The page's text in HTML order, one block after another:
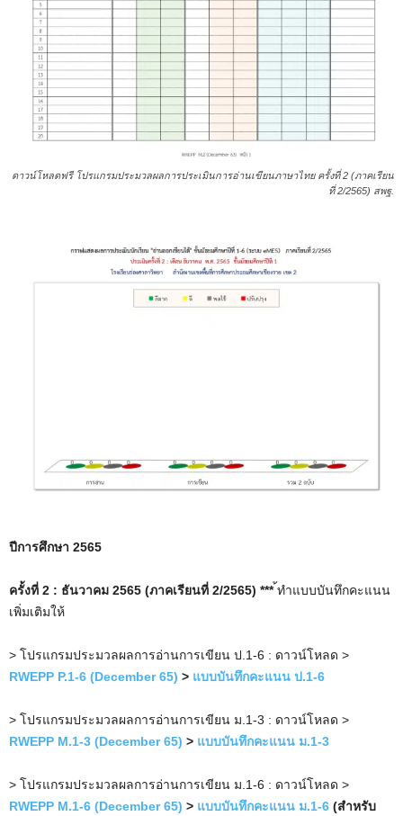
ดาวน์โหลดฟรี โปรแกรมประมวลผลการประเมินการอ่านเขียนภาษาไทย ครั้งที่ 2 (ภาคเรียน
ที่ 2/2565) สพฐ.
ปีการศึกษา 2565
ครั้งที่ 2 : ธันวาคม 2565 (ภาคเรียนที่ 2/2565) ***้ทำแบบบันทึกคะแนน
เพิ่มเติมให้
> โปรแกรมประมวลผลการอ่านการเขียน ป.1-6 : ดาวน์โหลด >
RWEPP P.1-6 (December 65) > แบบบันทึกคะแนน ป.1-6
> โปรแกรมประมวลผลการอ่านการเขียน ม.1-3 : ดาวน์โหลด >
RWEPP M.1-3 (December65) > แบบบันทึกคะแนน ม.1-3
> โปรแกรมประมวลผลการอ่านการเขียน ม.1-6 : ดาวน์โหลด >
RWEPP M.1-6 (December65) > แบบบันทึกคะแนน ม.1-6 (สำหรับ